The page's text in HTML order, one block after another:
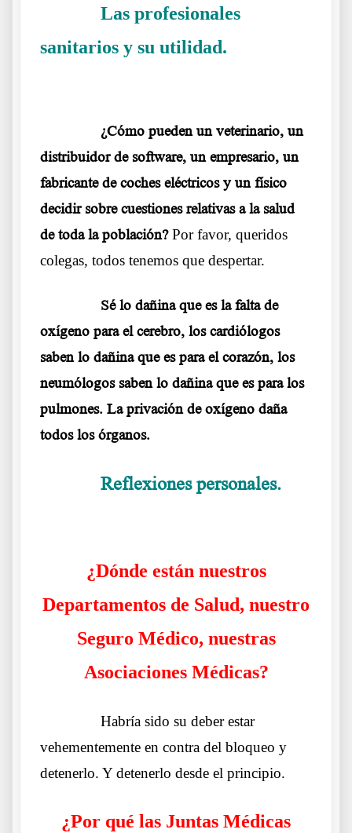
Las profesionales
sanitarios y su utilidad.
¿Cómo pueden un veterinario, un
distribuidor de software, un empresario, un
fabricante de coches eléctricos y un físico
decidir sobre cuestiones relativas a la salud
de toda la población?Por favor, queridos
colegas, todos tenemos que despertar.
Sé lo dañina que es la falta de
oxígeno para el cerebro, los cardiólogos
saben lo dañina que es para el corazón, los
neumólogos saben lo dañina que es para los
pulmones. La privación de oxígeno daña
todos los órganos.
Reflexiones personales.
¿Dónde están nuestros
Departamentos de Salud, nuestro
Seguro Médico, nuestras
Asociaciones Médicas?
Habría sido su deber estar
vehementemente en contra del bloqueo y
detenerlo. Y detenerlo desde el principio.
¿Por qué las Juntas Médicas